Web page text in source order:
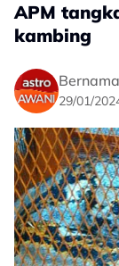
APM
kambing
Bernama
29/01/